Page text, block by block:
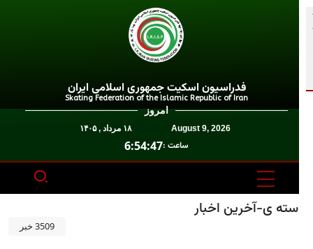
فدراسیون اسکیت جمهوری اسلامی ایران
Skating Federation of the Islamic Republic of Iran
امروز
August 9, 2026
ساعت :6:54:47
ی-آخرین اخبار
3509 خبر